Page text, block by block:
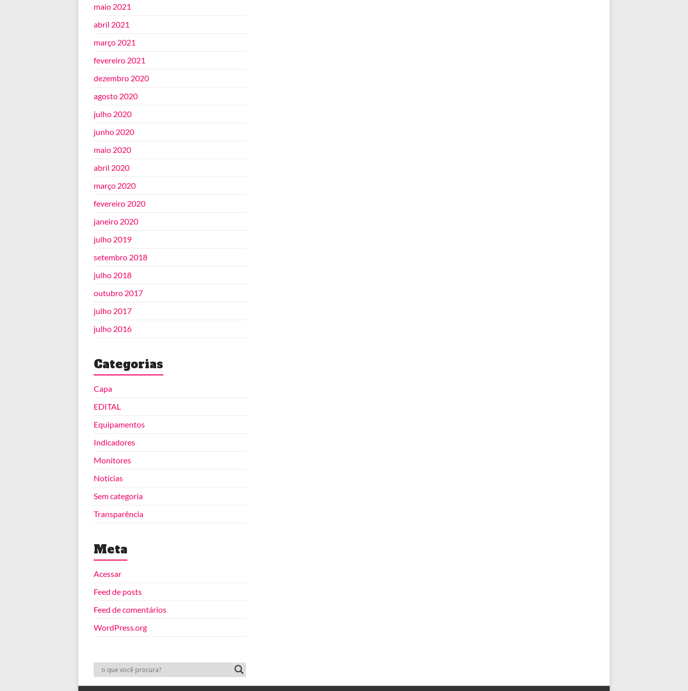
maio 2021
abril 2021
março 2021
fevereiro 2021
dezembro 2020
agosto 2020
julho 2020
junho 2020
maio 2020
abril 2020
março 2020
fevereiro 2020
janeiro 2020
julho 2019
setembro 2018
julho 2018
outubro 2017
julho 2017
julho 2016
Categorias
Capa
EDITAL
Equipamentos
Indicadores
Monitores
Notícias
Sem categoria
Transparência
Meta
Acessar
Feed de posts
Feed de comentários
WordPress.org